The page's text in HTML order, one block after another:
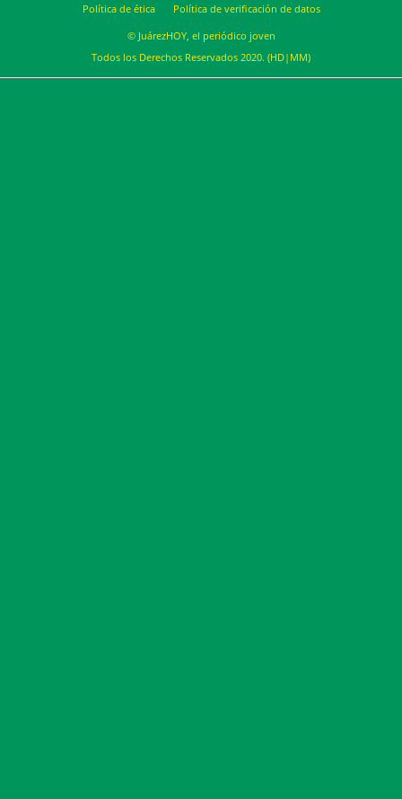
Política de ética
Política de verificación de datos
© JuárezHOY, el periódico joven
Todos los Derechos Reservados 2020. (HD|MM)